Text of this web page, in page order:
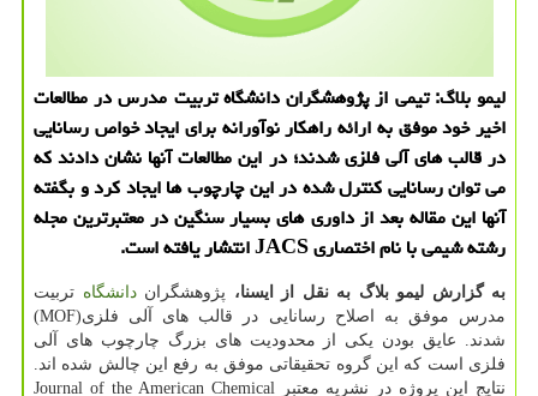
لیمو بلاگ: تیمی از پژوهشگران دانشگاه تربیت مدرس در مطالعات
اخیر خود موفق به ارائه راهكار نوآورانه برای ایجاد خواص رسانایی
در قالب های آلی فلزی شدند؛ در این مطالعات آنها نشان دادند كه
می توان رسانایی كنترل شده در این چارچوب ها ایجاد كرد و بگفته
آنها این مقاله بعد از داوری های بسیار سنگین در معتبرترین مجله
رشته شیمی با نام اختصاری JACS انتشار یافته است.
به گزارش لیمو بلاگ به نقل از ایسنا، پژوهشگراندانشگاه تربیت
مدرس موفق به اصلاح رسانایی در قالب های آلی فلزی(MOF)
شدند. عایق بودن یكی از محدودیت های بزرگ چارچوب های آلی
فلزی است كه این گروه تحقیقاتی موفق به رفع این چالش شده اند.
نتایج این پروژه در نشریه معتبر Journal of the American Chemical